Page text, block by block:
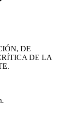
DE
DE LA